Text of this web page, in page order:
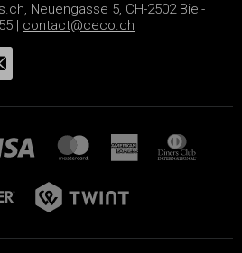
Neuengasse 5, CH-2502 Biel-
| contact@ceco.ch